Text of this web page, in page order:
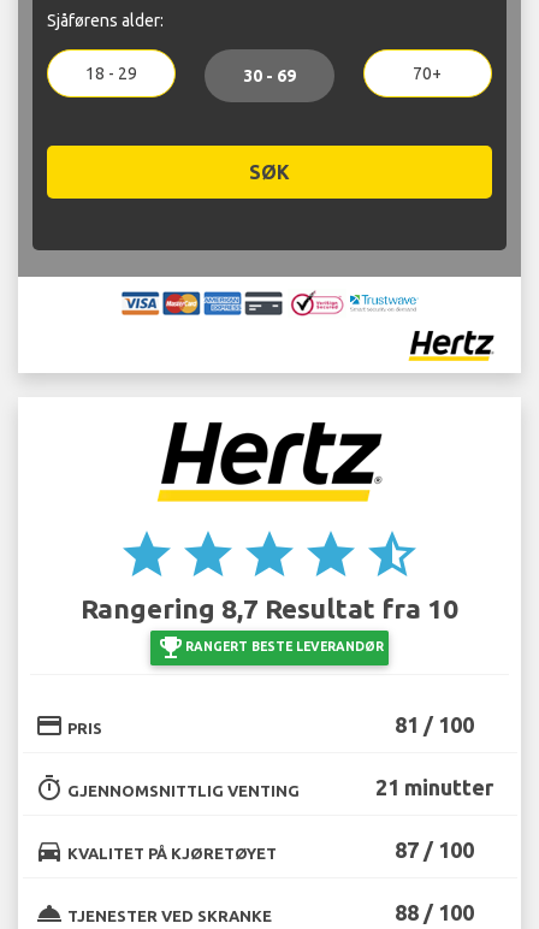
Sjåførens alder:
18 - 29 30 - 69 70+
SØK
star star star star star_half
Rangering 8,7 Resultat fra 10
emoji_events RANGERT BESTE LEVERANDØR
credit_card PRIS 81 / 100
timer GJENNOMSNITTLIG VENTING 21 minutter
directions_car KVALITET PÅ KJØRETØYET 87 / 100
room_service TJENESTER VED SKRANKE 88 / 100